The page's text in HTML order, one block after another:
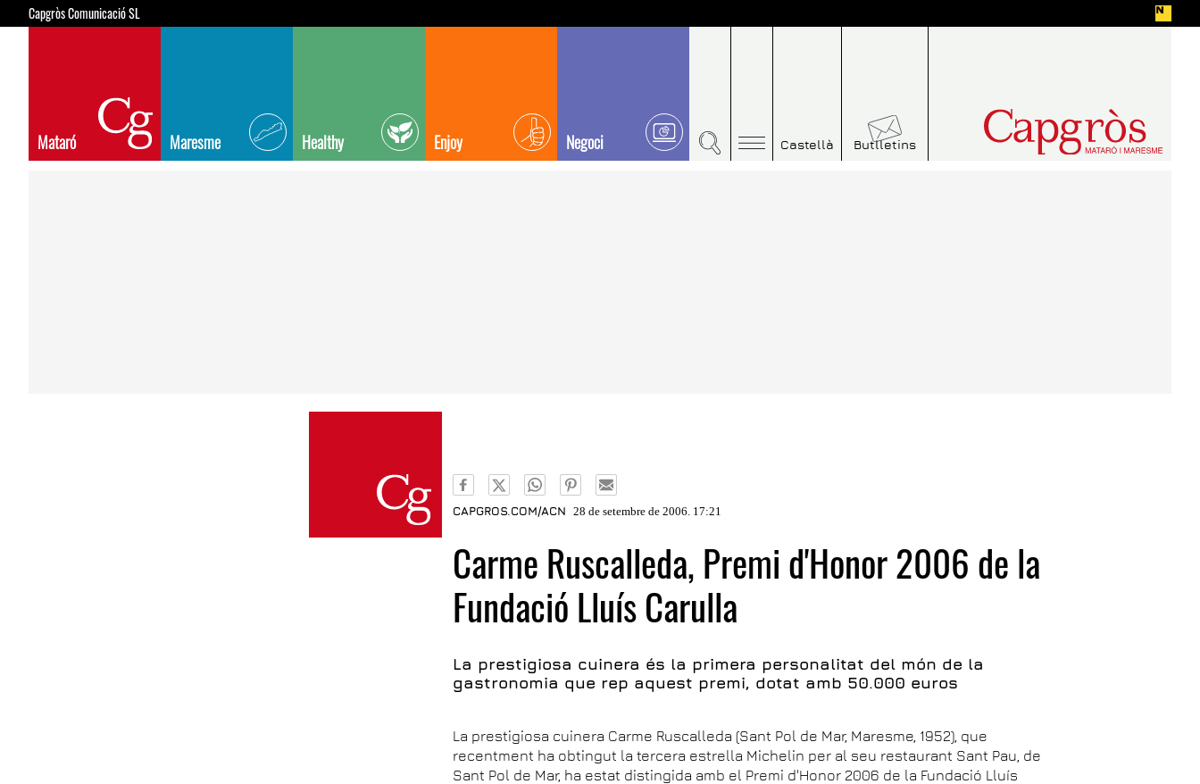
Capgròs Comunicació SL
Mataró Maresme Healthy Enjoy Negoci Castellà Butlletins
CAPGROS.COM/ACN 28 de setembre de 2006. 17:21
Carme Ruscalleda, Premi d'Honor 2006 de la
Fundació Lluís Carulla
La prestigiosa cuinera és la primera personalitat del món de la
gastronomia que rep aquest premi, dotat amb 50.000 euros
La prestigiosa cuinera Carme Ruscalleda (Sant Pol de Mar, Maresme, 1952), que
recentment ha obtingut la tercera estrella Michelin per al seu restaurant Sant Pau, de
Sant Pol de Mar, ha estat distingida amb el Premi d'Honor 2006 de la Fundació Lluís